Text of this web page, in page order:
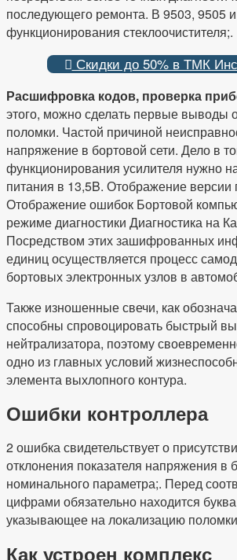
последующего ремонта. В 9503, 9505
функционирования стеклоочистителя;.
Скидки до 50% в ТМК
Расшифровка кодов, проверка
этого, можно сделать первые выводы
поломки. Частой причиной
напряжение в бортовой сети. Дело в
функционирования усилителя нужно
питания в 13,5B. Отображение версии
Отображение ошибок Бортовой
режиме диагностики Диагностика на
Посредством этих зашифрованных
единиц осуществляется процесс
бортовых электронных узлов в
Также изношенные свечи, как
способны спровоцировать быстрый
нейтрализатора, поэтому
одно из главных условий
элемента выхлопного контура.
Ошибки контроллера
2 ошибка свидетельствует о
отклонения показателя напряжения в
номинального параметра;. Перед
цифрами обязательно находится
указывающее на локализацию
Как устроен комплекс